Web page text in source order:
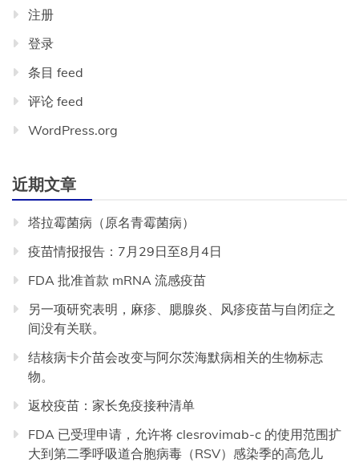
注册
登录
条目 feed
评论 feed
WordPress.org
近期文章
塔拉霉菌病（原名青霉菌病）
疫苗情报报告：7月29日至8月4日
FDA 批准首款 mRNA 流感疫苗
另一项研究表明，麻疹、腮腺炎、风疹疫苗与自闭症之
间没有关联。
结核病卡介苗会改变与阿尔茨海默病相关的生物标志
物。
返校疫苗：家长免疫接种清单
FDA 已受理申请，允许将 clesrovimab-c 的使用范围扩
大到第二季呼吸道合胞病毒（RSV）感染季的高危儿